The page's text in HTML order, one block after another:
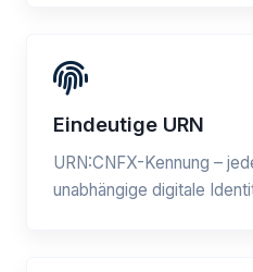
Eindeutige URN
URN:CNFX-Kennung –
unabhängige digitale